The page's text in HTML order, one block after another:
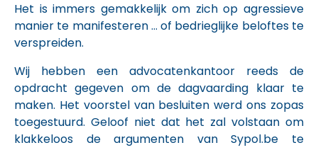
Het is immers gemakkelijk om zich op agressieve
manier te manifesteren … of bedrieglijke beloftes te
verspreiden.
Wij hebben een advocatenkantoor reeds de
opdracht gegeven om de dagvaarding klaar te
maken. Het voorstel van besluiten werd ons zopas
toegestuurd. Geloof niet dat het zal volstaan om
klakkeloos de argumenten van Sypol.be te